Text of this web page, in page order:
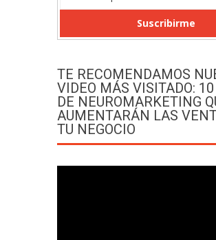
TE RECOMENDAMOS
VIDEO MÁS VISITADO: 10
DE NEUROMARKETING
AUMENTARÁN LAS
TU NEGOCIO